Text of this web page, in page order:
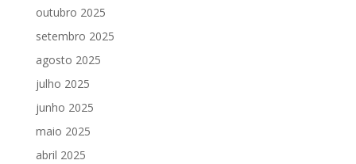
outubro 2025
setembro 2025
agosto 2025
julho 2025
junho 2025
maio 2025
abril 2025